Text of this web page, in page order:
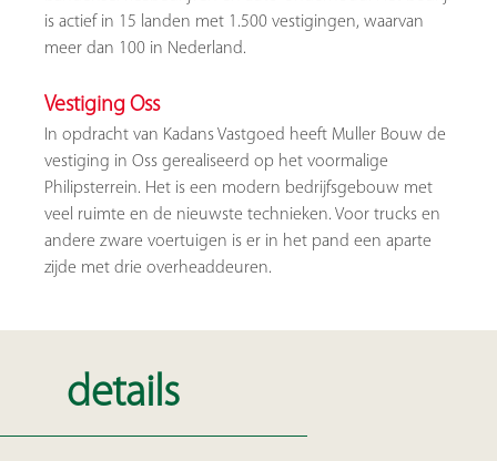
details
is actief in 15 landen met 1.500 vestigingen, waarvan
meer dan 100 in Nederland.
Vestiging Oss
In opdracht van Kadans Vastgoed heeft Muller Bouw de
vestiging in Oss gerealiseerd op het voormalige
Philipsterrein. Het is een modern bedrijfsgebouw met
veel ruimte en de nieuwste technieken. Voor trucks en
andere zware voertuigen is er in het pand een aparte
zijde met drie overheaddeuren.